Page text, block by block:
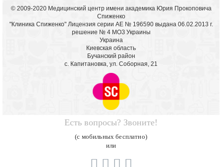
© 2009-2020 Медицинский центр имени академика Юрия Прокоповича
Спиженко
"Клиника Спиженко" Лицензия серии АЕ № 196590 выдана 06.02.2013 г.
решение № 4 МОЗ Украины
Украина
Киевская область
Бучанский район
с. Капитановка, ул. Соборная, 21
Есть вопросы? Звоните!
(с мобильных бесплатно)
или